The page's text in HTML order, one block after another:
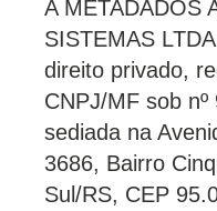
A METADADOS
SISTEMAS
direito privado,
CNPJ/MF sob
sediada na
3686, Bairro
Sul/RS, CEP